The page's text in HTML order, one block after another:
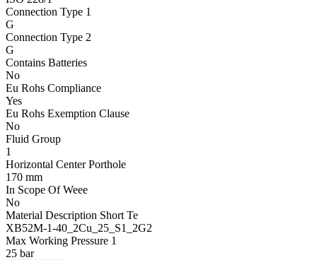
Connection Type 1
G
Connection Type 2
G
Contains Batteries
No
Eu Rohs Compliance
Yes
Eu Rohs Exemption Clause
No
Fluid Group
1
Horizontal Center Porthole
170 mm
In Scope Of Weee
No
Material Description Short Te
XB52M-1-40_2Cu_25_S1_2G2
Max Working Pressure 1
25 bar